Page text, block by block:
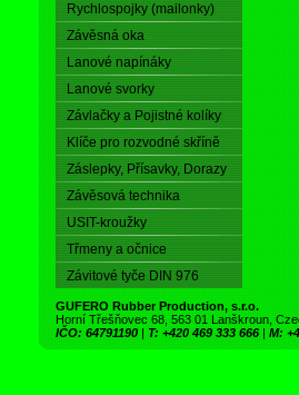
Rychlospojky (mailonky)
Závěsná oka
Lanové napínáky
Lanové svorky
Závlačky a Pojistné kolíky
Klíče pro rozvodné skříně
Záslepky, Přísavky, Dorazy
Závěsová technika
USIT-kroužky
Třmeny a očnice
Závitové tyče DIN 976
GUFERO Rubber Production, s.r.o.
Horní Třešňovec 68, 563 01 Lanškroun,
IČO: 64791190 | T: +420 469 333 666 | M: